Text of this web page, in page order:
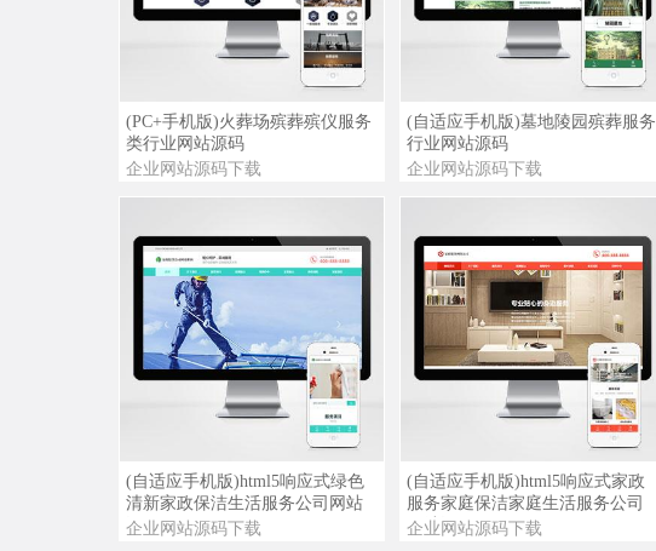
查看详情 查看演示
(PC+手机版)火葬场殡葬殡仪服务
类行业网站源码
企业网站源码下载
查看详情 查看演示
(自适应手机版)墓地陵园殡葬服务
行业网站源码
企业网站源码下载
查看详情 查看演示
(自适应手机版)html5响应式绿色
清新家政保洁生活服务公司网站
源码
企业网站源码下载
查看详情 查看演示
(自适应手机版)html5响应式家政
服务家庭保洁家庭生活服务公司
网站源码
企业网站源码下载